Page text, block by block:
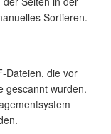
Sortieren.
Dateien, die vor
gescannt wurden.